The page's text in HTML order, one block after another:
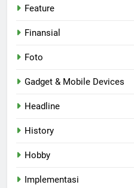
Feature
Finansial
Foto
Gadget & Mobile Devices
Headline
History
Hobby
Implementasi